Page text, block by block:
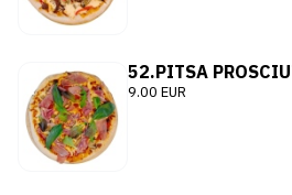
52.PITSA
9.00 EUR